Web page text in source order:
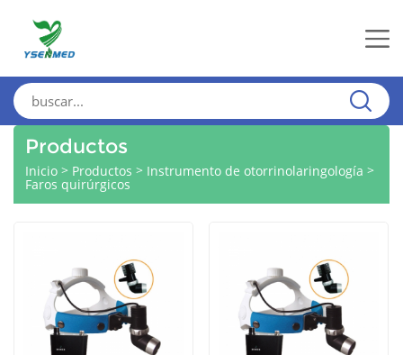
Productos
Inicio > Productos > Instrumento de otorrinolaringología >
Faros quirúrgicos